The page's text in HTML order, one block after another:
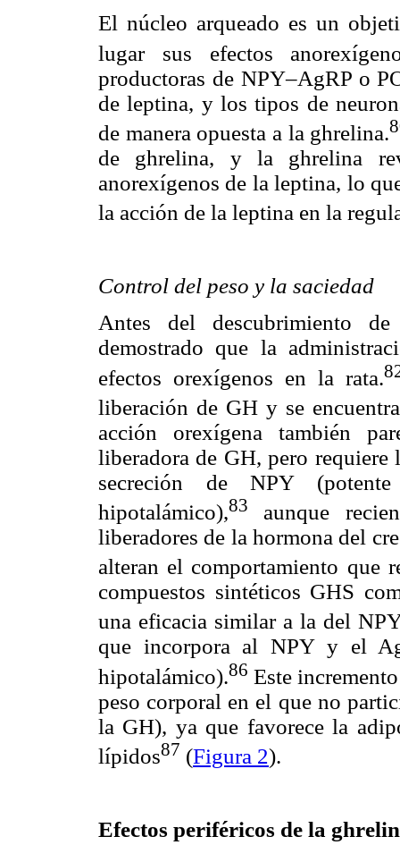
El núcleo arqueado es un
lugar sus efectos
productoras de NPY–AgRP o
de leptina, y los tipos de
de manera opuesta a la ghrelina.
de ghrelina, y la ghrelina
anorexígenos de la leptina, lo
la acción de la leptina en la
Control del peso y la saciedad
Antes del descubrimiento
demostrado que la
efectos orexígenos en la rata.
liberación de GH y se
acción orexígena también
liberadora de GH, pero
secreción de NPY
hipotalámico),83
aunque
liberadores de la hormona del
alteran el comportamiento que
compuestos sintéticos GHS
una eficacia similar a la del
que incorpora al NPY y el
hipotalámico).86 Este
peso corporal en el que no
la GH), ya que favorece la
lípidos87 (Figura 2).
Efectos periféricos de la